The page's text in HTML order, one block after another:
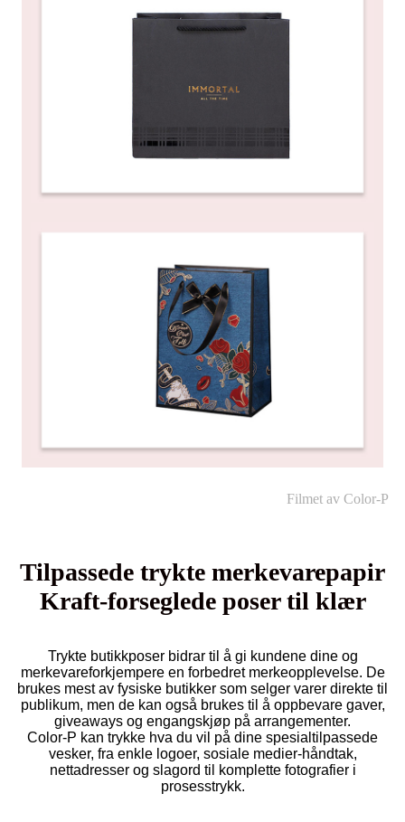
Filmet av Color-P
Tilpassede trykte merkevarepapir
Kraft-forseglede poser til klær
Trykte butikkposer bidrar til å gi kundene dine og
merkevareforkjempere en forbedret merkeopplevelse. De
brukes mest av fysiske butikker som selger varer direkte til
publikum, men de kan også brukes til å oppbevare gaver,
giveaways og engangskjøp på arrangementer.
Color-P kan trykke hva du vil på dine spesialtilpassede
vesker, fra enkle logoer, sosiale medier-håndtak,
nettadresser og slagord til komplette fotografier i
prosesstrykk.